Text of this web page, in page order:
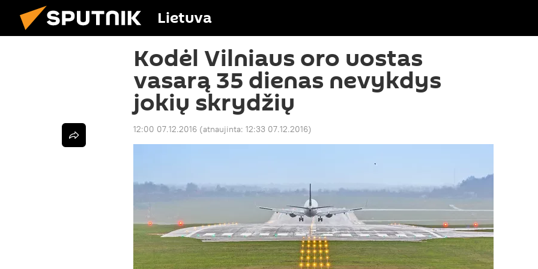
Lietuva
Kodėl Vilniaus oro uostas
vasarą 35 dienas nevykdys
jokių skrydžių
12:00 07.12.2016 (atnaujinta: 12:33 07.12.2016)